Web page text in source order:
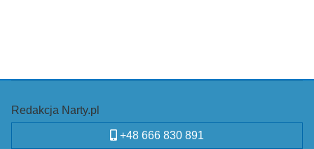
Redakcja Narty.pl
+48 666 830 891